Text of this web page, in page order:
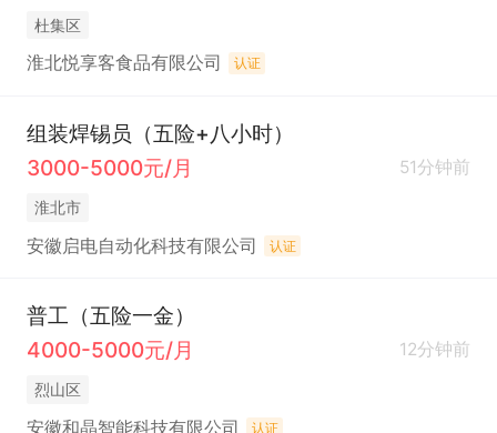
杜集区
淮北悦享客食品有限公司 认证
组装焊锡员（五险+八小时）
3000-5000元/月
51分钟前
淮北市
安徽启电自动化科技有限公司 认证
普工（五险一金）
4000-5000元/月
12分钟前
烈山区
安徽和晶智能科技有限公司 认证